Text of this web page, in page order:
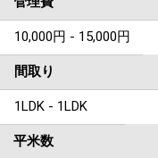
10,000円 - 15,000円
間取り
1LDK - 1LDK
平米数